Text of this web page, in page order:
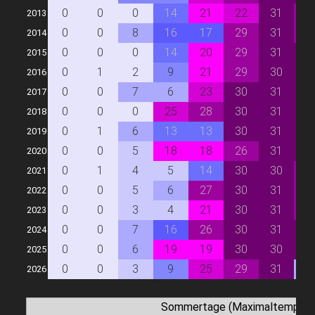
2013 0 0 0 14 21 22 31
2014 0 0 8 16 17 29 31
2015 0 0 0 14 20 29 31
2016 0 1 2 9 21 29 30
2017 0 0 7 6 23 30 31
2018 0 0 0 25 28 30 31
2019 0 1 6 13 13 30 31
2020 0 0 5 18 18 26 31
2021 0 1 4 5 14 30 30
2022 0 0 5 6 27 30 31
2023 0 0 3 4 21 30 31
2024 0 0 7 16 26 30 31
2025 0 0 6 19 19 30 30
2026 0 0 3 9 25 29 31
Sommertage